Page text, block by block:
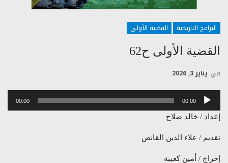
البرامج التاريخية القضية الأولى
القضية الأولى ح62
في يناير 3, 2026
مشغل
00:00
00:00
إعداد / خالد صلاح
تقديم / علاء الدين القانص
إخراج / أمين كعيبة